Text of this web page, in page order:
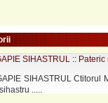
SIHASTRUL ::
SIHASTRUL
.....